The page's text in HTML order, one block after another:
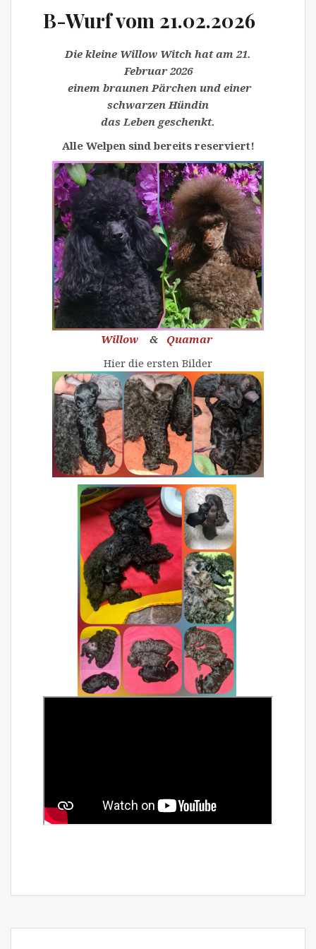
B-Wurf vom 21.02.2026
Die kleine Willow Witch hat am 21.
Februar 2026
einem braunen Pärchen und einer
schwarzen Hündin
das Leben geschenkt.
Alle Welpen sind bereits reserviert!
Willow & Quamar
Hier die ersten Bilder